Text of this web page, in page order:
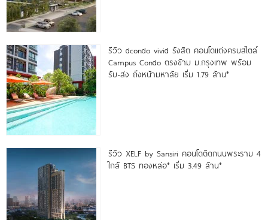
รีวิว dcondo vivid รังสิต คอนโดแต่งครบสไตล์
Campus Condo ตรงข้าม ม.กรุงเทพ พร้อม
รับ-ส่ง ถึงหน้ามหาลัย เริ่ม 1.79 ล้าน*
รีวิว XELF by Sansiri คอนโดติดถนนพระราม 4
ใกล้ BTS ทองหล่อ* เริ่ม 3.49 ล้าน*